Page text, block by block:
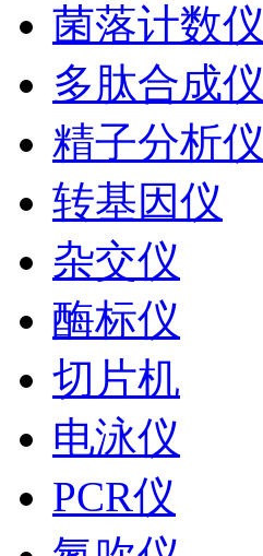
菌落计数仪
多肽合成仪
精子分析仪
转基因仪
杂交仪
酶标仪
切片机
电泳仪
PCR仪